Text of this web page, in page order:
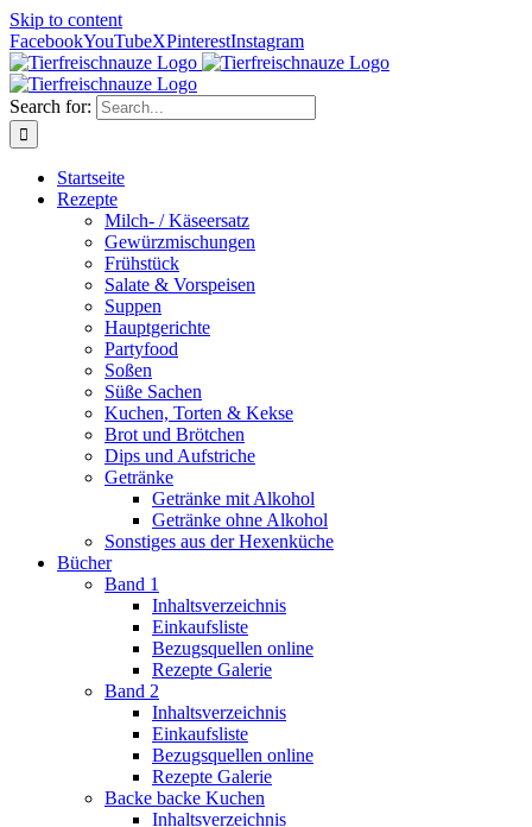
Skip to content
FacebookYouTubeXPinterestInstagram
Search for:
Startseite
Rezepte
Milch- / Käseersatz
Gewürzmischungen
Frühstück
Salate & Vorspeisen
Suppen
Hauptgerichte
Partyfood
Soßen
Süße Sachen
Kuchen, Torten & Kekse
Brot und Brötchen
Dips und Aufstriche
Getränke
Getränke mit Alkohol
Getränke ohne Alkohol
Sonstiges aus der Hexenküche
Bücher
Band 1
Inhaltsverzeichnis
Einkaufsliste
Bezugsquellen online
Rezepte Galerie
Band 2
Inhaltsverzeichnis
Einkaufsliste
Bezugsquellen online
Rezepte Galerie
Backe backe Kuchen
Inhaltsverzeichnis